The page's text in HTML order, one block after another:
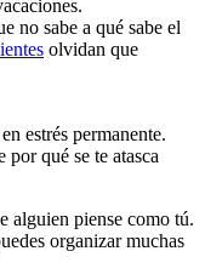
no sabe a qué sabe el
olvidan que
estrés permanente.
qué se te atasca
alguien piense como tú.
organizar muchas